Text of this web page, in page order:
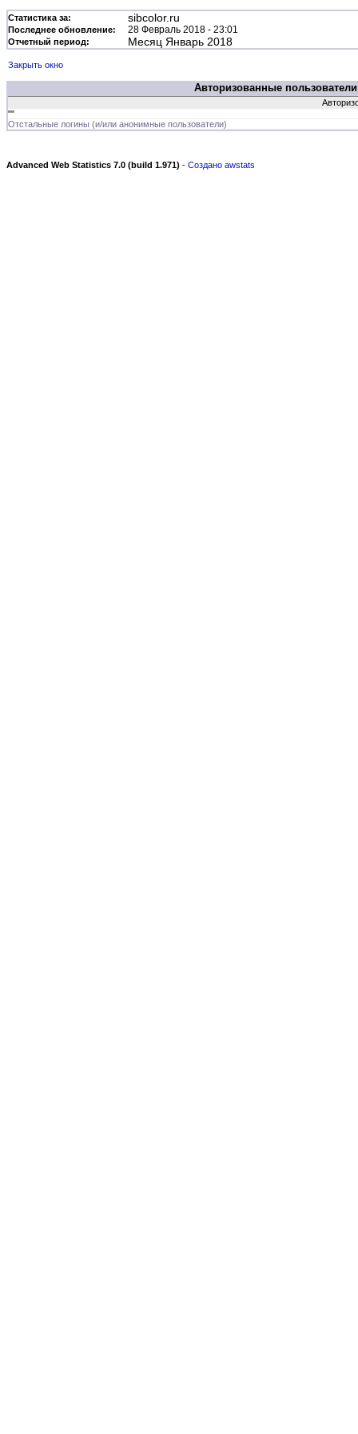
Статистика за: sibcolor.ru
Последнее обновление: 28 Февраль 2018 - 23:01
Отчетный период: Месяц Январь 2018
Закрыть окно
Авторизованные пользователи
""
Отстальные логины (и/или анонимные пользователи)
Advanced Web Statistics 7.0 (build 1.971) - Создано awstats